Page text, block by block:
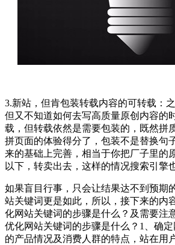
3.新站，但肯包装转载内容的可转载：
但又不知道如何去写高质量原创内容的
载，但转载依然是需要包装的，既然拼
拼页面的体验得分了，包装不是替换句
来的基础上完善，相当于你把厂子里的
以下，转卖出去，这样的情况搜索引擎
如果盲目行事，只会让结果达不到预期
站关键词更是如此，所以，接下来的内
化网站关键词的步骤是什么？及需要注
优化网站关键词的步骤是什么？1、确
的产品情况及消费人群的特点，站在用